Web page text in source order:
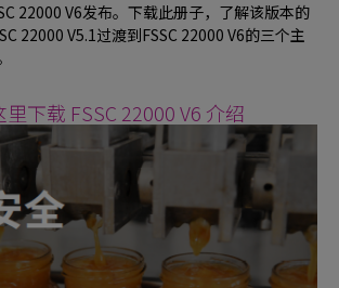
22000 V6发布。下载此册子，了解该版本的
22000 V5.1过渡到FSSC 22000 V6的三个主
里下载 FSSC 22000 V6 介绍